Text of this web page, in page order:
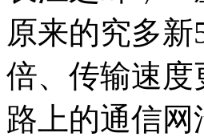
原来的究多
倍、传输速
路上的通信